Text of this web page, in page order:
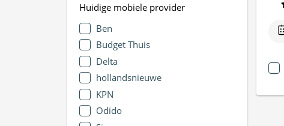
Huidige mobiele provider
Ben
Budget Thuis
Delta
hollandsnieuwe
KPN
Odido